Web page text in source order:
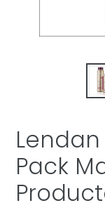
Lendan
Pack